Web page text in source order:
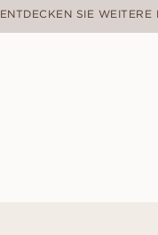
ENTDECKEN SIE WEITERE